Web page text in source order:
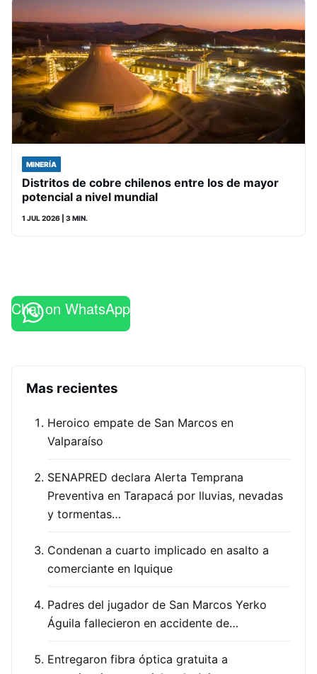
MINERÍA
Distritos de cobre chilenos entre los de mayor
potencial a nivel mundial
1 JUL 2026 | 3 MIN.
Chat on WhatsApp
Mas recientes
Heroico empate de San Marcos en
Valparaíso
SENAPRED declara Alerta Temprana
Preventiva en Tarapacá por lluvias, nevadas
y tormentas…
Condenan a cuarto implicado en asalto a
comerciante en Iquique
Padres del jugador de San Marcos Yerko
Águila fallecieron en accidente de…
Entregaron fibra óptica gratuita a